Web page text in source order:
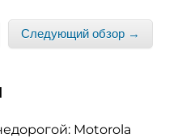
Следующий обзор →
Motorola